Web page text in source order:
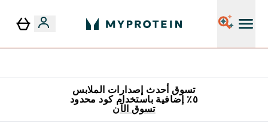
تسوق أحدث إصدارات الملابس
٥٪ إضافية باستخدام كود محدود
تسوق الآن